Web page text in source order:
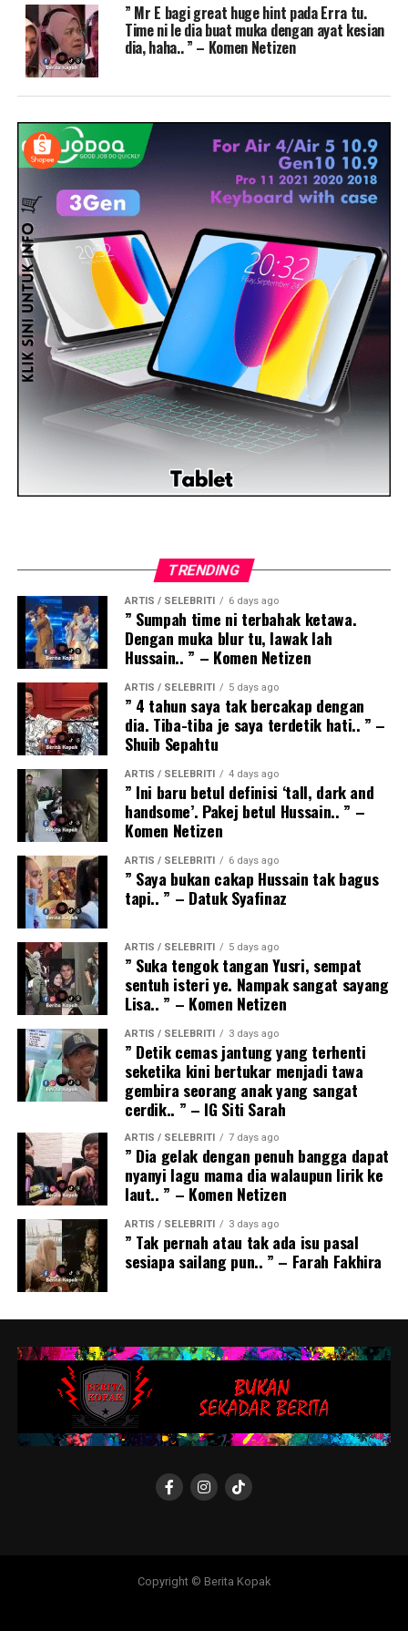
” Mr E bagi great huge hint pada Erra tu.
Time ni le dia buat muka dengan ayat kesian
dia, haha.. ” – Komen Netizen
TRENDING
ARTIS / SELEBRITI 6 days ago
” Sumpah time ni terbahak ketawa.
Dengan muka blur tu, lawak lah
Hussain.. ” – Komen Netizen
ARTIS / SELEBRITI 5 days ago
” 4 tahun saya tak bercakap dengan
dia. Tiba-tiba je saya terdetik hati.. ” –
Shuib Sepahtu
ARTIS / SELEBRITI 4 days ago
” Ini baru betul definisi ‘tall, dark and
handsome’. Pakej betul Hussain.. ” –
Komen Netizen
ARTIS / SELEBRITI 6 days ago
” Saya bukan cakap Hussain tak bagus
tapi.. ” – Datuk Syafinaz
ARTIS / SELEBRITI 5 days ago
” Suka tengok tangan Yusri, sempat
sentuh isteri ye. Nampak sangat sayang
Lisa.. ” – Komen Netizen
ARTIS / SELEBRITI 3 days ago
” Detik cemas jantung yang terhenti
seketika kini bertukar menjadi tawa
gembira seorang anak yang sangat
cerdik.. ” – IG Siti Sarah
ARTIS / SELEBRITI 7 days ago
” Dia gelak dengan penuh bangga dapat
nyanyi lagu mama dia walaupun lirik ke
laut.. ” – Komen Netizen
ARTIS / SELEBRITI 3 days ago
” Tak pernah atau tak ada isu pasal
sesiapa sailang pun.. ” – Farah Fakhira
Copyright © Berita Kopak